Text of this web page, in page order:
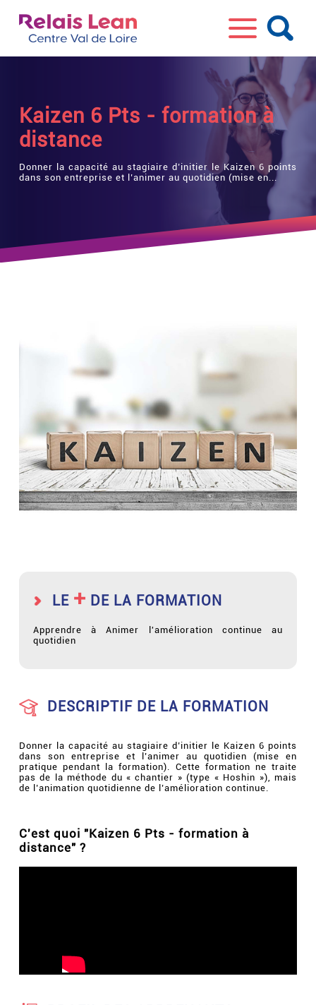
Kaizen 6 Pts - formation à
distance
Donner la capacité au stagiaire d’initier le Kaizen 6 points
dans son entreprise et l’animer au quotidien (mise en...
LE + DE LA FORMATION
Apprendre à Animer l'amélioration continue au
quotidien
DESCRIPTIF DE LA FORMATION
Donner la capacité au stagiaire d’initier le Kaizen 6 points
dans son entreprise et l’animer au quotidien (mise en
pratique pendant la formation). Cette formation ne traite
pas de la méthode du « chantier » (type « Hoshin »), mais
de l’animation quotidienne de l’amélioration continue.
C'est quoi "Kaizen 6 Pts - formation à
distance" ?